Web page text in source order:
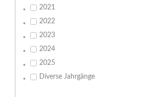
2021
2022
2023
2024
2025
Diverse Jahrgänge